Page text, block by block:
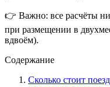
👉 Важно: все расчёты
при размещении в
вдвоём).
Содержание
Сколько стоит